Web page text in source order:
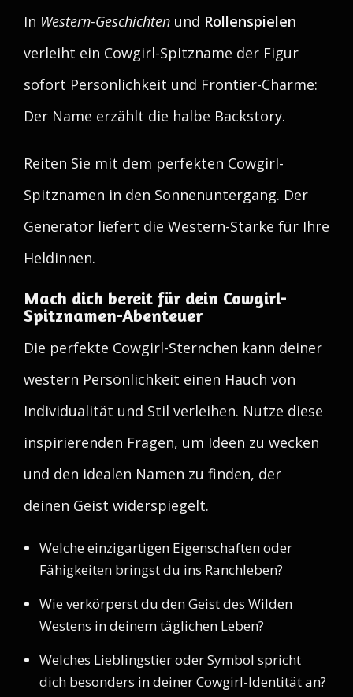
In Western-Geschichten und Rollenspielen
verleiht ein Cowgirl-Spitzname der Figur
sofort Persönlichkeit und Frontier-Charme:
Der Name erzählt die halbe Backstory.
Reiten Sie mit dem perfekten Cowgirl-
Spitznamen in den Sonnenuntergang. Der
Generator liefert die Western-Stärke für Ihre
Heldinnen.
Mach dich bereit für dein Cowgirl-
Spitznamen-Abenteuer
Die perfekte Cowgirl-Sternchen kann deiner
western Persönlichkeit einen Hauch von
Individualität und Stil verleihen. Nutze diese
inspirierenden Fragen, um Ideen zu wecken
und den idealen Namen zu finden, der
deinen Geist widerspiegelt.
Welche einzigartigen Eigenschaften oder
Fähigkeiten bringst du ins Ranchleben?
Wie verkörperst du den Geist des Wilden
Westens in deinem täglichen Leben?
Welches Lieblingstier oder Symbol spricht
dich besonders in deiner Cowgirl-Identität an?